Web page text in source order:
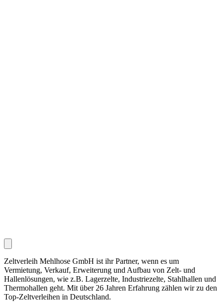
Zeltverleih Mehlhose GmbH ist ihr Partner, wenn es um
Vermietung, Verkauf, Erweiterung und Aufbau von Zelt- und
Hallenlösungen, wie z.B. Lagerzelte, Industriezelte, Stahlhallen und
Thermohallen geht. Mit über 26 Jahren Erfahrung zählen wir zu den
Top-Zeltverleihen in Deutschland.